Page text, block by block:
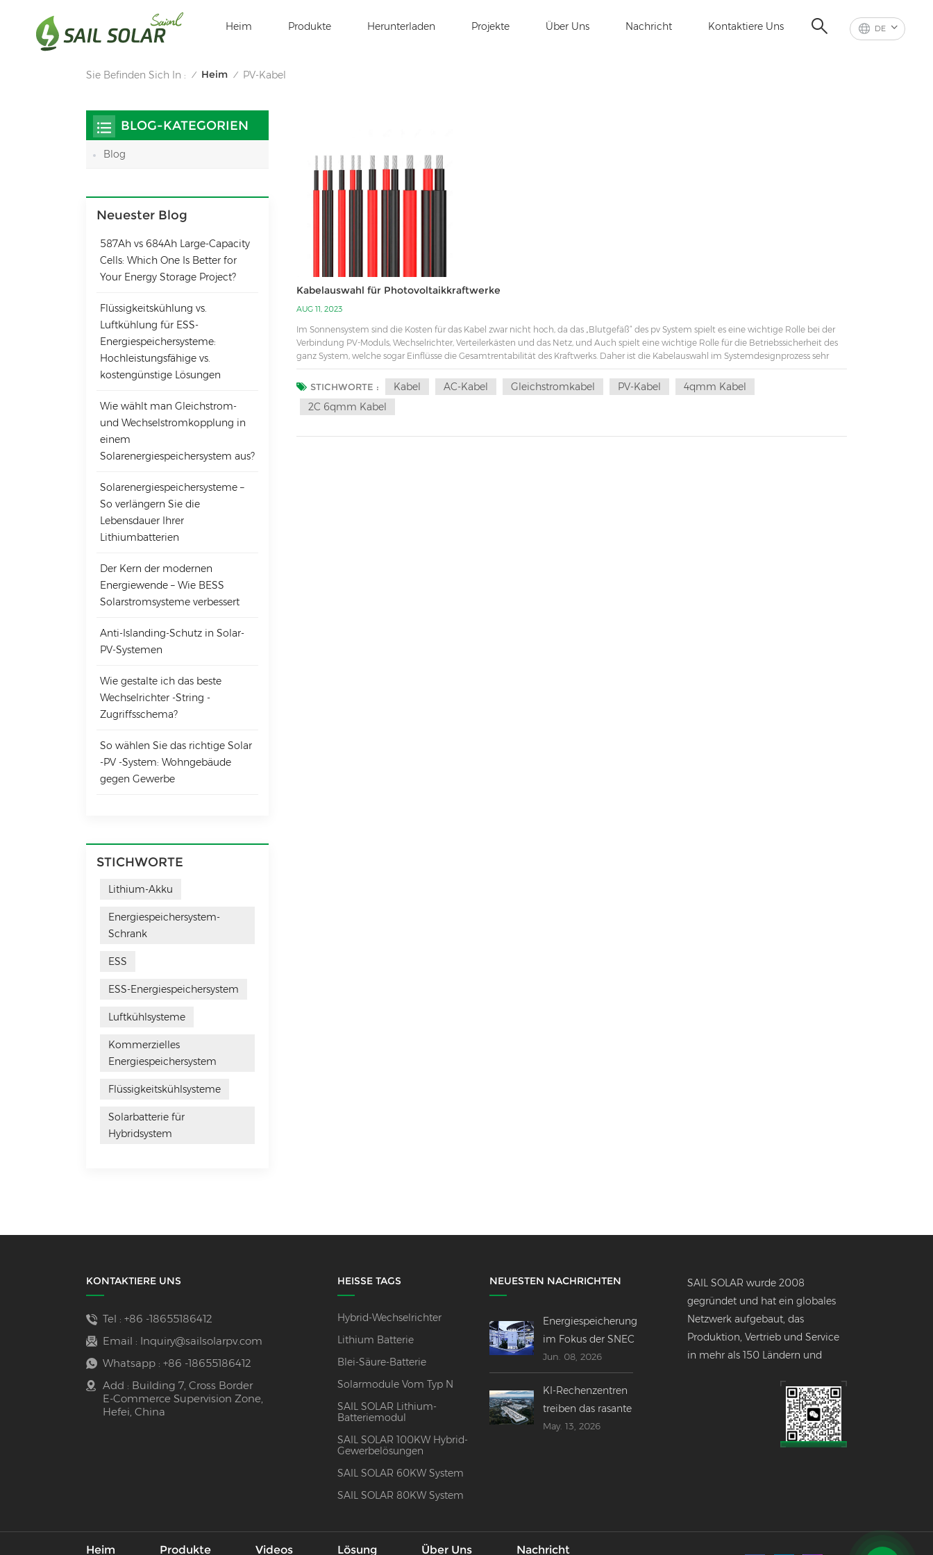
DE
Heim Produkte Herunterladen Projekte Über Uns Nachricht Kontaktiere Uns
Sie Befinden Sich In : / Heim / PV-Kabel
Kabelauswahl für Photovoltaikkraftwerke
AUG 11, 2023
Im Sonnensystem sind die Kosten für das Kabel zwar nicht hoch, da das „Blutgefäß“ des pv System spielt es eine wichtige Rolle bei der
Verbindung PV-Moduls, Wechselrichter, Verteilerkästen und das Netz, und Auch spielt eine wichtige Rolle für die Betriebssicherheit des
ganz System, welche sogar Einflüsse die Gesamtrentabilität des Kraftwerks. Daher ist die Kabelauswahl im Systemdesignprozess sehr
wichtig. 1. Arten von pv KabelAus Sicht verschiedener Funktionen sind die Kabel im pv Das System kann hauptsächlich in zwei Typen
unterteilt werden: Gleichstromkabel und Wechselstromkabel. 1.1 Gleichstromkabel① Serielle Kabel zwischen PV-Moduls.② Parallele Kabel
zwischen Strings und zwischen Strings und DC-Verteilerkasten (Combiner-Box).③ Kabel zwischen DC-Verteilerkasten und
Wechselrichter.Bei den oben genannten Kabeln handelt es sich ausschließlich um Gleichstromkabel, und das ist häufig der Fall gelegt
speziellen Umgebungen müssen sie außerdem beständig gegen chemische Substanzen wie Säuren und Laugen sein. 1.2 AC-Kabel①
STICHWORTE : Kabel AC-Kabel Gleichstromkabel PV-Kabel
4qmm Kabel
2C 6qmm Kabel
BLOG-KATEGORIEN
Blog
Neuester Blog
587Ah vs 684Ah Large‑Capacity
Cells: Which One Is Better for
Your Energy Storage Project?
Flüssigkeitskühlung vs.
Luftkühlung für ESS-
Energiespeichersysteme:
Hochleistungsfähige vs.
kostengünstige Lösungen
Wie wählt man Gleichstrom-
und Wechselstromkopplung in
einem
Solarenergiespeichersystem aus?
Solarenergiespeichersysteme –
So verlängern Sie die
Lebensdauer Ihrer
Lithiumbatterien
Der Kern der modernen
Energiewende – Wie BESS
Solarstromsysteme verbessert
Anti-Islanding-Schutz in Solar-
PV-Systemen
Wie gestalte ich das beste
Wechselrichter -String -
Zugriffsschema?
So wählen Sie das richtige Solar
-PV -System: Wohngebäude
gegen Gewerbe
STICHWORTE
Lithium-Akku
Energiespeichersystem-
Schrank
ESS
ESS-Energiespeichersystem
Luftkühlsysteme
Kommerzielles
Energiespeichersystem
Flüssigkeitskühlsysteme
Solarbatterie für
Hybridsystem
KONTAKTIERE UNS
Tel : +86 -18655186412
Email : Inquiry@sailsolarpv.com
Whatsapp : +86 -18655186412
Add : Building 7, Cross Border
E-Commerce Supervision Zone,
Hefei, China
HEISSE TAGS
Hybrid-Wechselrichter
Lithium Batterie
Blei-Säure-Batterie
Solarmodule Vom Typ N
SAIL SOLAR Lithium-
Batteriemodul
SAIL SOLAR 100KW Hybrid-
Gewerbelösungen
SAIL SOLAR 60KW System
SAIL SOLAR 80KW System
NEUESTEN NACHRICHTEN
Energiespeicherung
im Fokus der SNEC
2026 –
Innovationen,
Fusionen und
globaler Ausblick
Jun. 08, 2026
KI-Rechenzentren
treiben das rasante
Wachstum der globalen
May. 13, 2026
SAIL SOLAR wurde 2008
gegründet und hat ein globales
Netzwerk aufgebaut, das
Produktion, Vertrieb und Service
in mehr als 150 Ländern und
Heim Produkte Videos Lösung Über Uns Nachricht